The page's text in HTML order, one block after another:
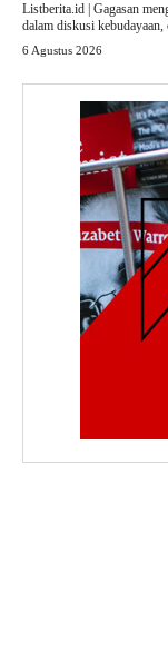
Listberita.id | Gagasan
dalam diskusi kebudayaan,
6 Agustus 2026